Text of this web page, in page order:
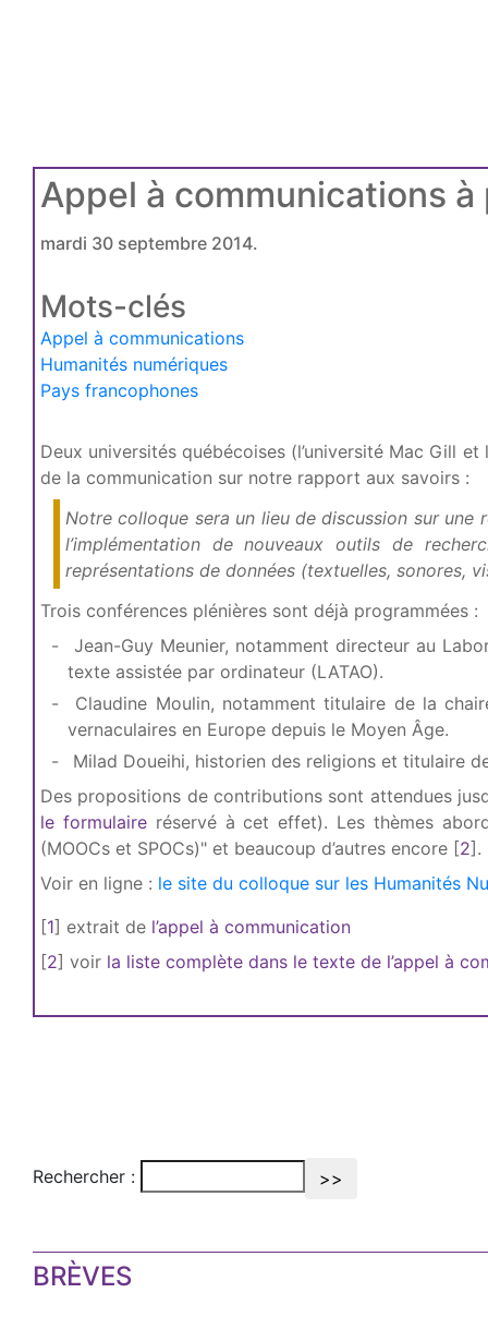
Appel à communications
mardi 30 septembre 2014.
Mots-clés
Appel à communications
Humanités numériques
Pays francophones
Deux universités québécoises (l’université Mac Gill
de la communication sur notre rapport aux savoirs :
Notre colloque sera un lieu de discussion sur une
l’implémentation de nouveaux outils de
représentations de données (textuelles, sonores,
Trois conférences plénières sont déjà programmées :
Jean-Guy Meunier, notamment directeur au
texte assistée par ordinateur (LATAO).
Claudine Moulin, notamment titulaire de la
vernaculaires en Europe depuis le Moyen Âge.
Milad Doueihi, historien des religions et titulaire
Des propositions de contributions sont attendues
le formulaireréservé à cet effet). Les thèmes
(MOOCs et SPOCs)" et beaucoup d’autres encore [2] .
Voir en ligne : le site du colloque sur les Humanités
[1] extrait de l’appel à communication
[2] voir la liste complète dans le texte de l’appel à
Rechercher :
BRÈVES